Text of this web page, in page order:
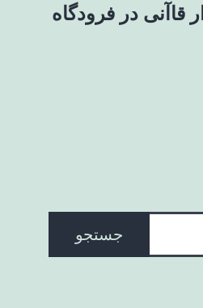
قاآنی در فرودگاه
جستجو